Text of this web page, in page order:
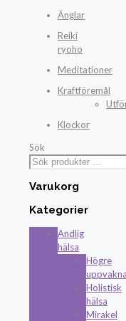
Änglar
Reiki
ryoho
Meditationer
Kraftföremål
Klockor
Sök
Varukorg
Kategorier
Andlig
hälsa
Högre
Holistisk
hälsa
Mirakel